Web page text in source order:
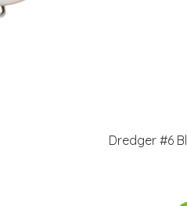
Dredger #6